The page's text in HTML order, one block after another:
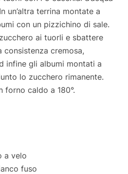
un’altra terrina montate a
con un pizzichino di sale.
ai tuorli e sbattere
consistenza cremosa,
infine gli albumi montati a
lo zucchero rimanente.
forno caldo a 180°.
a velo
fuso